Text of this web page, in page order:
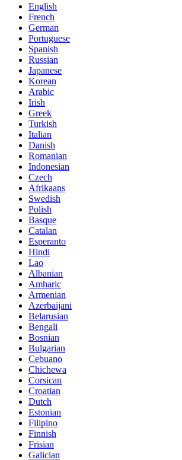
English
French
German
Portuguese
Spanish
Russian
Japanese
Korean
Arabic
Irish
Greek
Turkish
Italian
Danish
Romanian
Indonesian
Czech
Afrikaans
Swedish
Polish
Basque
Catalan
Esperanto
Hindi
Lao
Albanian
Amharic
Armenian
Azerbaijani
Belarusian
Bengali
Bosnian
Bulgarian
Cebuano
Chichewa
Corsican
Croatian
Dutch
Estonian
Filipino
Finnish
Frisian
Galician